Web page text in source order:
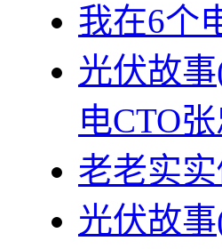
我在6个
光伏故
电CTO
老老实
光伏故